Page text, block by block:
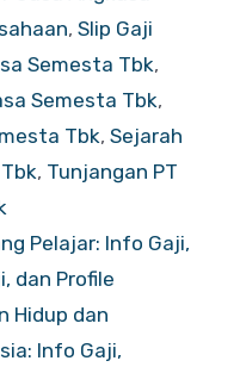
, Slip Gaji
Semesta Tbk,
Semesta Tbk,
Tbk, Sejarah
, Tunjangan PT
Pelajar: Info Gaji,
dan Profile
Hidup dan
Info Gaji,